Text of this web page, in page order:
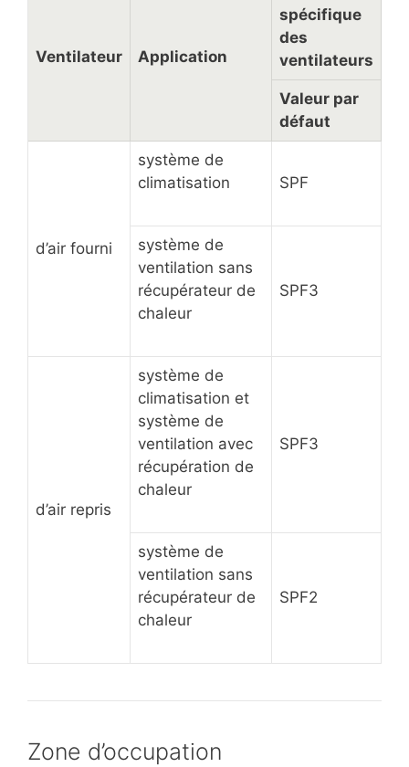
Ventilateur Application
spécifique
des
ventilateurs
Valeur par
défaut
d’air fourni
système de
climatisation
SPF
système de
ventilation sans
récupérateur de
chaleur
SPF3
d’air repris
système de
climatisation et
système de
ventilation avec
récupération de
chaleur
SPF3
système de
ventilation sans
récupérateur de
chaleur
SPF2
Zone d’occupation